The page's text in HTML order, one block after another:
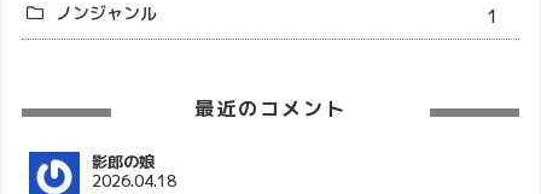
ノンジャンル
1
最近のコメント
影郎の娘
2026.04.18